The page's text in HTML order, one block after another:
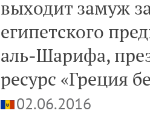
выходит замуж
египетского
аль-Шарифа,
ресурс «Греция
02.06.2016